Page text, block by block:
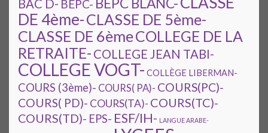
BAC D- BEPC- BEPC BLANC-
DE 4ème-CLASSE DE 5ème-
CLASSE DE 6èmeCOLLEGE DE LA
RETRAITE- COLLEGE JEAN TABI-
COLLEGE VOGT- COLLÈGE LIBERMAN-
COURS (3ème)- COURS( PA)- COURS(PC)-
COURS( PD)- COURS(TA)- COURS(TC)-
COURS(TD)- EPS- ESF/IH- LANGUE ARABE-